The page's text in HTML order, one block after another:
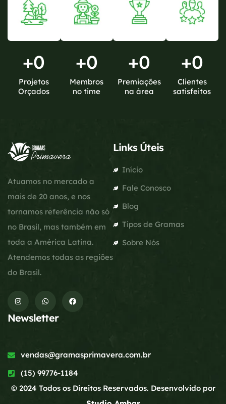
+0
Projetos
Orçados
+0
Membros
no time
+0
Premiações
na área
+0
Clientes
satisfeitos
Atuamos no mercado a
mais de 20 anos, e nos
tornamos referência não só
no Brasil, mas também em
toda a América Latina.
Atendemos todas as regiões
do Brasil.
Links Úteis
Início
Fale Conosco
Blog
Tipos de Gramas
Sobre Nós
Newsletter
vendas@gramasprimavera.com.br
(15) 99776-1184
© 2024 Todos os Direitos Reservados. Desenvolvido por